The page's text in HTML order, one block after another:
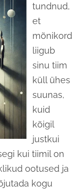
tundnud,
et
mõnikord
liigub
sinu tiim
küll ühes
suunas,
kuid
kõigil
justkui
kui tiimil on
ootused ja
kogu